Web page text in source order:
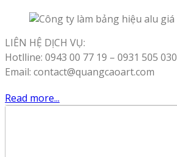
LIÊN HỆ DỊCH VỤ:
Hotlline: 0943 00 77 19 – 0931 505 030
Email: contact@quangcaoart.com
Read more...